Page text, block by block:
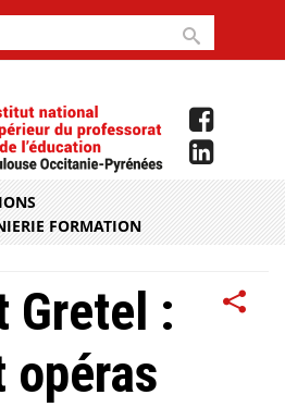
FORMATION
Gretel :
opéras